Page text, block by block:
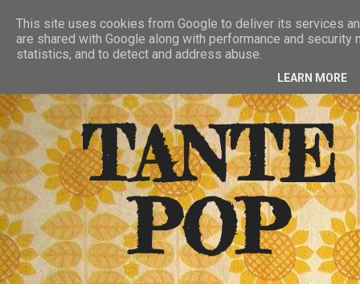
RSS FEED
TANTE
POP
This site uses cookies from Google to deliver its services
are shared with Google along with performance and
statistics, and to detect and address abuse.
LEARN MORE